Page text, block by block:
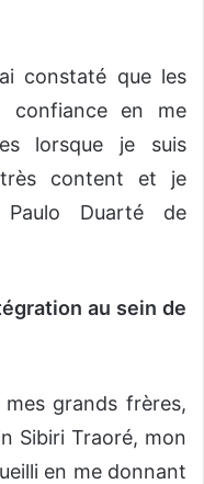
constaté que les
confiance en me
lorsque je suis
content et je
Paulo Duarté de
au sein de
grands frères,
Sibiri Traoré, mon
en me donnant